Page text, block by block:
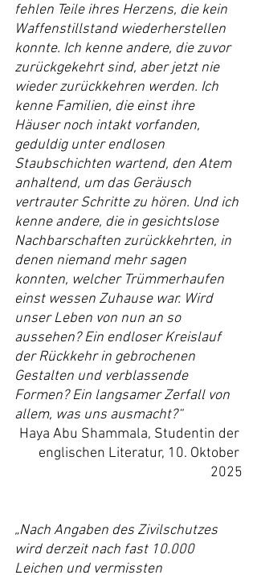
fehlen Teile ihres Herzens, die kein
Waffenstillstand wiederherstellen
konnte. Ich kenne andere, die zuvor
zurückgekehrt sind, aber jetzt nie
wieder zurückkehren werden. Ich
kenne Familien, die einst ihre
Häuser noch intakt vorfanden,
geduldig unter endlosen
Staubschichten wartend, den Atem
anhaltend, um das Geräusch
vertrauter Schritte zu hören. Und ich
kenne andere, die in gesichtslose
Nachbarschaften zurückkehrten, in
denen niemand mehr sagen
konnten, welcher Trümmerhaufen
einst wessen Zuhause war. Wird
unser Leben von nun an so
aussehen? Ein endloser Kreislauf
der Rückkehr in gebrochenen
Gestalten und verblassende
Formen? Ein langsamer Zerfall von
allem, was uns ausmacht?“
Haya Abu Shammala, Studentin der
englischen Literatur, 10. Oktober
2025
„Nach Angaben des Zivilschutzes
wird derzeit nach fast 10.000
Leichen und vermissten